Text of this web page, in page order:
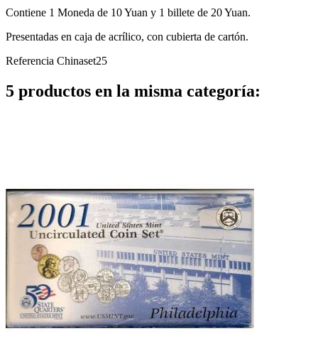
Contiene 1 Moneda de 10 Yuan y 1 billete de 20 Yuan.
Presentadas en caja de acrílico, con cubierta de cartón.
Referencia Chinaset25
5 productos en la misma categoría: